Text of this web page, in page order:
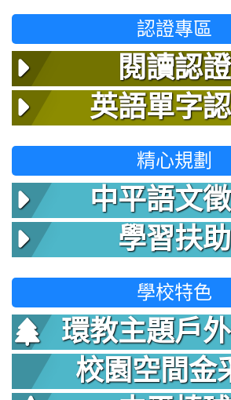
認證專區
閱讀認證
英語單字
精心規劃
中平語文
學習扶助
學校特色
環教主題戶
校園空間金